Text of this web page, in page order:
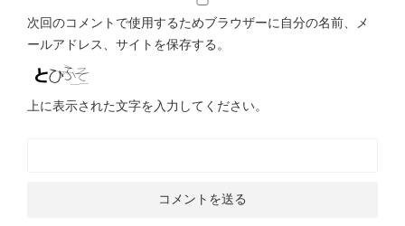
次回のコメントで使用するためブラウザーに自分の名前、メ
ールアドレス、サイトを保存する。
上に表示された文字を入力してください。